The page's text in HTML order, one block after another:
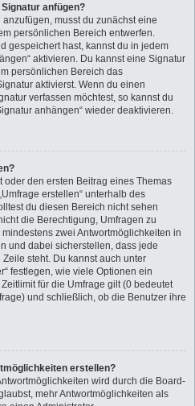
anfügen?
musst du zunächst eine
persönlichen Bereich entwerfen.
gespeichert hast, kannst du in jedem
aktivieren. Du kannst eine Signatur
persönlichen Bereich das
aktivierst. Wenn du einen
verfassen möchtest, so kannst du
anhängen“ wieder deaktivieren.
den ersten Beitrag eines Themas
erstellen“ unterhalb des
du diesen Bereich nicht sehen
die Berechtigung, Umfragen zu
zwei Antwortmöglichkeiten in
und dabei sicherstellen, dass jede
steht. Du kannst auch unter
festlegen, wie viele Optionen ein
für die Umfrage gilt (0 bedeutet
und schließlich, ob die Benutzer ihre
erstellen?
wird durch die Board-
mehr Antwortmöglichkeiten als